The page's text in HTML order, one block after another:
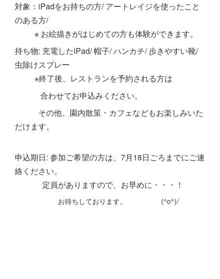
対象：iPadをお持ちの方/ アートレイジを使ったこと
のある方/
※ お絵描きがはじめての方も体験ができます。
持ち物: 充電したiPad/ 帽子/ ハンカチ/ 歩きやすい靴/
虫除けスプレー
※終了後、レストランを予約される方は
合わせてお申込みください。
その他、園内散策・カフェなどもお楽しみいた
だけます。
申込期日: 参加ご希望の方は、7月18日ごろまでにご連
絡ください。
定員がありますので、お早めに・・・！
お待ちしております。 (^o^)/